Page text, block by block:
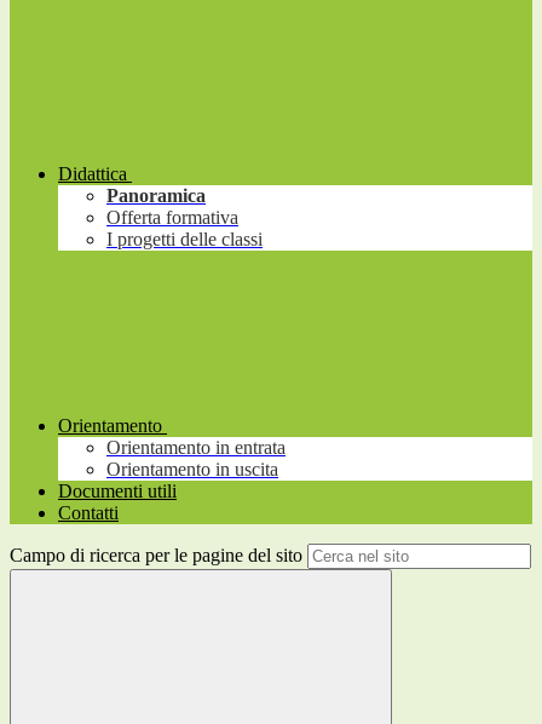
Didattica
Panoramica
Offerta formativa
I progetti delle classi
Orientamento
Orientamento in entrata
Orientamento in uscita
Documenti utili
Contatti
Campo di ricerca per le pagine del sito